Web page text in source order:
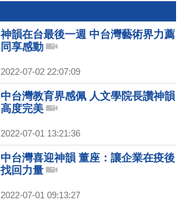
神韻在台最後一週 中台灣藝術界力薦
同享感動
2022-07-02 22:07:09
中台灣教育界感佩 人文學院長讚神韻
高度完美
2022-07-01 13:21:36
中台灣喜迎神韻 董座：讓企業在疫後
找回力量
2022-07-01 09:13:27